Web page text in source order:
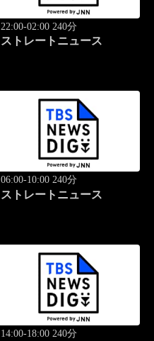
22:00-02:00 240分
ストレートニュース
06:00-10:00 240分
ストレートニュース
14:00-18:00 240分